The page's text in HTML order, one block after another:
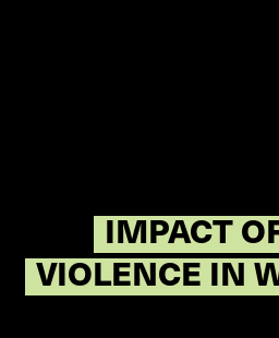
IMPACT
VIOLENCE IN